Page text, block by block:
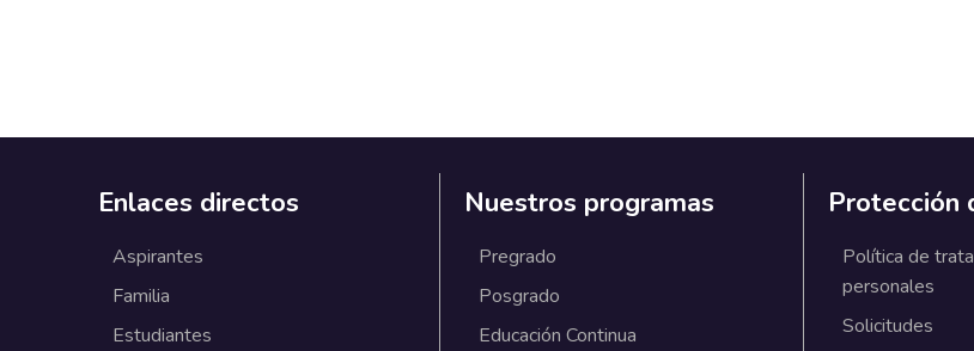
Enlaces directos
Aspirantes
Familia
Estudiantes
Nuestros programas
Pregrado
Posgrado
Educación Continua
Protección
Política de
personales
Solicitudes